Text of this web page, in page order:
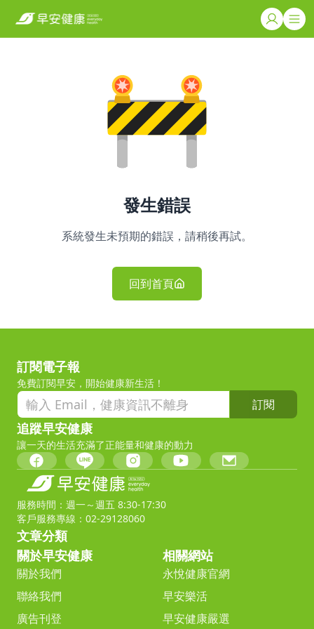
發生錯誤
系統發生未預期的錯誤，請稍後再試。
回到首頁
訂閱電子報
免費訂閱早安，開始健康新生活！
訂閱
追蹤早安健康
讓一天的生活充滿了正能量和健康的動力
服務時間：週一～週五 8:30-17:30
客戶服務專線：02-29128060
文章分類
關於早安健康
關於我們
聯絡我們
廣告刊登
相關網站
永悅健康官網
早安樂活
早安健康嚴選